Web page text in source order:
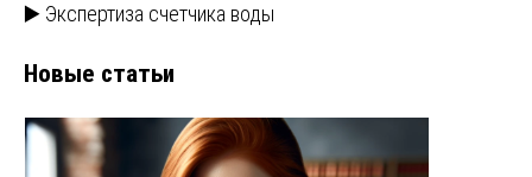
▶️ Экспертиза счетчика воды
Новые статьи